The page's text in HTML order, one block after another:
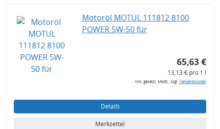
Motoröl MOTUL 111812 8100
POWER 5W-50 für
65,63 €
13,13 € pro 1 l
inkl. gesetzl. MwSt., zzgl.Versandkosten
Details
Merkzettel